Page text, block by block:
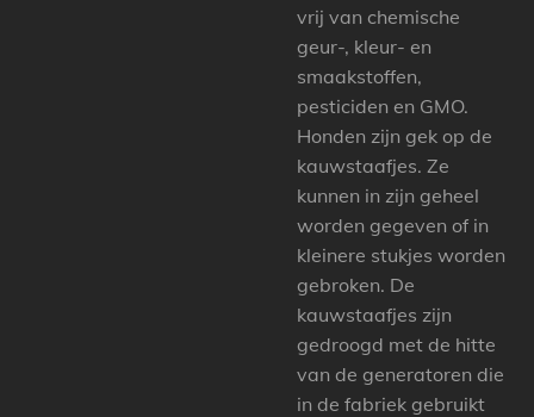
vrij van chemische
geur-, kleur- en
smaakstoffen,
pesticiden en GMO.
Honden zijn gek op de
kauwstaafjes. Ze
kunnen in zijn geheel
worden gegeven of in
kleinere stukjes worden
gebroken. De
kauwstaafjes zijn
gedroogd met de hitte
van de generatoren die
in de fabriek gebruikt